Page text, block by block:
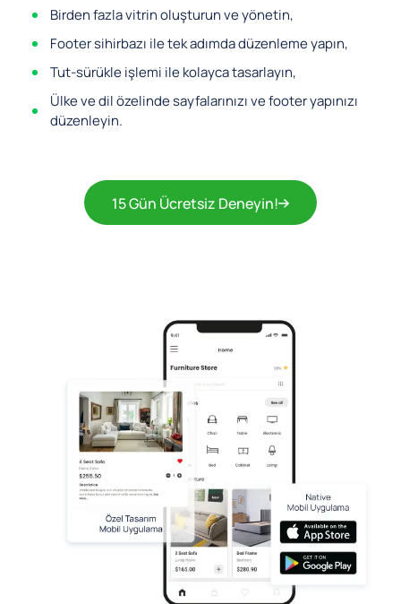
Birden fazla vitrin oluşturun ve yönetin,
Footer sihirbazı ile tek adımda düzenleme yapın,
Tut-sürükle işlemi ile kolayca tasarlayın,
Ülke ve dil özelinde sayfalarınızı ve footer yapınızı
düzenleyin.
15 Gün Ücretsiz Deneyin!